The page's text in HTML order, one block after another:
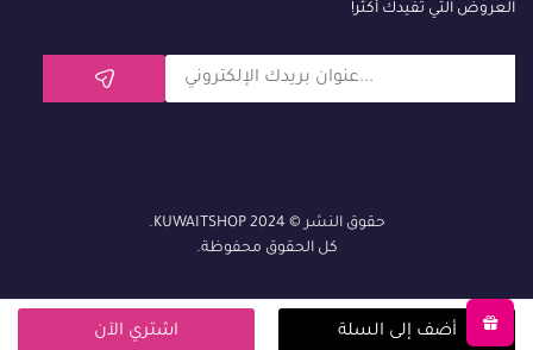
أضف إلى السلة اشتري الآن
العروض التي تفيدك أكثر!
حقوق النشر © 2024 KUWAITSHOP.
كل الحقوق محفوظة.